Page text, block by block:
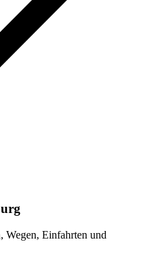
Wegen, Einfahrten und